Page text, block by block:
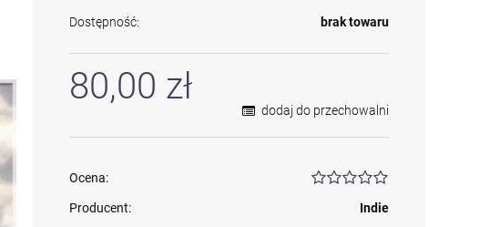
Dostępność: brak towaru
80,00 zł
dodaj do przechowalni
Ocena:
Producent:
Indie